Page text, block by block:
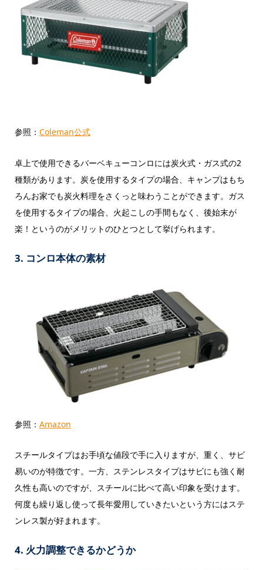
参照： Coleman公式
卓上で使用できるバーベキューコンロには炭火式・ガス式の2
種類があります。炭を使用するタイプの場合、キャンプはもち
ろんお家でも炭火料理をさくっと味わうことができます。ガス
を使用するタイプの場合、火起こしの手間もなく、後始末が
楽！というのがメリットのひとつとして挙げられます。
3. コンロ本体の素材
参照： Amazon
スチールタイプはお手頃な値段で手に入りますが、重く、サビ
易いのが特徴です。一方、ステンレスタイプはサビにも強く耐
久性も高いのですが、スチールに比べて高い印象を受けます。
何度も繰り返し使って長年愛用していきたいという方にはステ
ンレス製が好まれます。
4. 火力調整できるかどうか